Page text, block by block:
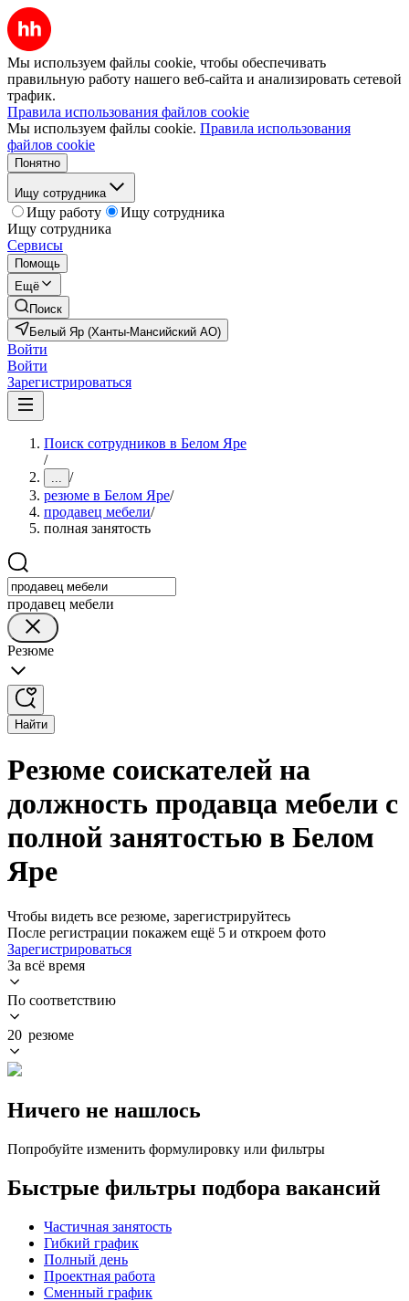
Мы используем файлы cookie, чтобы обеспечивать
правильную работу нашего веб-сайта и анализировать сетевой
трафик.
Правила использования файлов cookie
Мы используем файлы cookie. Правила использования
файлов cookie
Понятно
Ищу сотрудника
Ищу работу
Ищу сотрудника
Ищу сотрудника
Сервисы
Помощь
Ещё
Поиск
Белый Яр (Ханты-Мансийский АО)
Войти
Войти
Зарегистрироваться
Поиск сотрудников в Белом Яре
/
... /
резюме в Белом Яре/
продавец мебели/
полная занятость
продавец мебели
Резюме
Найти
Резюме соискателей на
должность продавца мебели с
полной занятостью в Белом
Яре
Чтобы видеть все резюме, зарегистрируйтесь
После регистрации покажем ещё 5 и откроем фото
Зарегистрироваться
За всё время
По соответствию
20 резюме
Ничего не нашлось
Попробуйте изменить формулировку или фильтры
Быстрые фильтры подбора вакансий
Частичная занятость
Гибкий график
Полный день
Проектная работа
Сменный график